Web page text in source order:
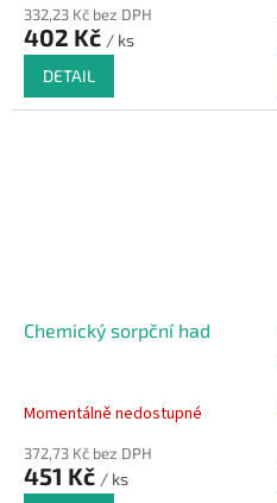
332,23 Kč bez DPH
402 Kč / ks
DETAIL
Chemický sorpční had
Momentálně nedostupné
372,73 Kč bez DPH
451 Kč / ks